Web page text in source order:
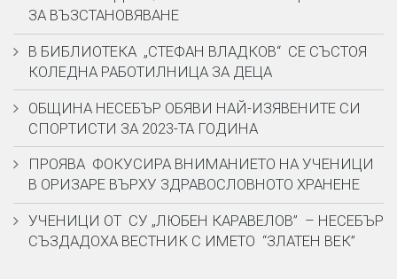
ЗА ВЪЗСТАНОВЯВАНЕ
В БИБЛИОТЕКА „СТЕФАН ВЛАДКОВ“ СЕ СЪСТОЯ
КОЛЕДНА РАБОТИЛНИЦА ЗА ДЕЦА
ОБЩИНА НЕСЕБЪР ОБЯВИ НАЙ-ИЗЯВЕНИТЕ СИ
СПОРТИСТИ ЗА 2023-ТА ГОДИНА
ПРОЯВА ФОКУСИРА ВНИМАНИЕТО НА УЧЕНИЦИ
В ОРИЗАРЕ ВЪРХУ ЗДРАВОСЛОВНОТО ХРАНЕНЕ
УЧЕНИЦИ ОТ СУ „ЛЮБЕН КАРАВЕЛОВ” – НЕСЕБЪР
СЪЗДАДОХА ВЕСТНИК С ИМЕТО “ЗЛАТЕН ВЕК”